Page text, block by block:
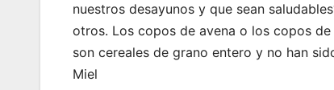
nuestros desayunos y que sean
otros. Los copos de avena o los copos
son cereales de grano entero y no han
Miel